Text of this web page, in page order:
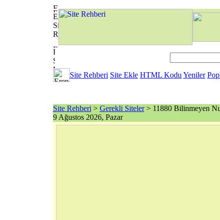
Site Rehberi Site Ekle HTML Kodu Yeniler
Site Rehberi > Gerekli Siteler> 11880 Bilinmeyen
9 Ağustos 2026, Pazar